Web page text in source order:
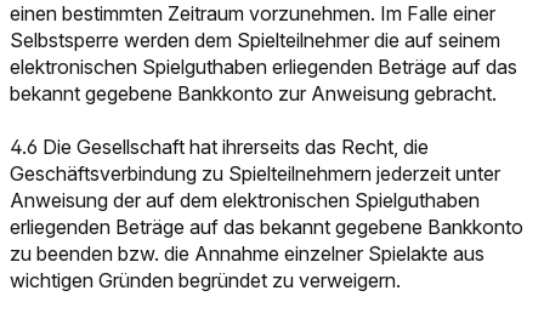
einen bestimmten Zeitraum vorzunehmen. Im Falle einer
Selbstsperre werden dem Spielteilnehmer die auf seinem
elektronischen Spielguthaben erliegenden Beträge auf das
bekannt gegebene Bankkonto zur Anweisung gebracht.
4.6 Die Gesellschaft hat ihrerseits das Recht, die
Geschäftsverbindung zu Spielteilnehmern jederzeit unter
Anweisung der auf dem elektronischen Spielguthaben
erliegenden Beträge auf das bekannt gegebene Bankkonto
zu beenden bzw. die Annahme einzelner Spielakte aus
wichtigen Gründen begründet zu verweigern.